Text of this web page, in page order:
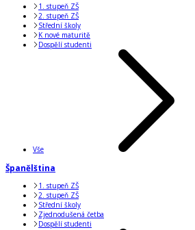
1. stupeň ZŠ
2. stupeň ZŠ
Střední školy
K nové maturitě
Dospělí studenti
Vše
Španělština
1. stupeň ZŠ
2. stupeň ZŠ
Střední školy
Zjednodušená četba
Dospělí studenti